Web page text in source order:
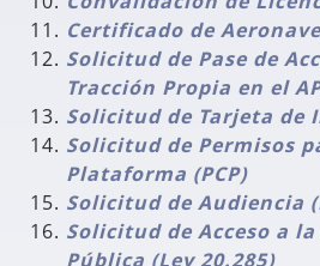
Certificado de
Solicitud de Pase de
Tracción Propia en el
Solicitud de Tarjeta de
Solicitud de Permisos
Plataforma (PCP)
Solicitud de Audiencia
Solicitud de Acceso a
Pública (Ley 20.285)